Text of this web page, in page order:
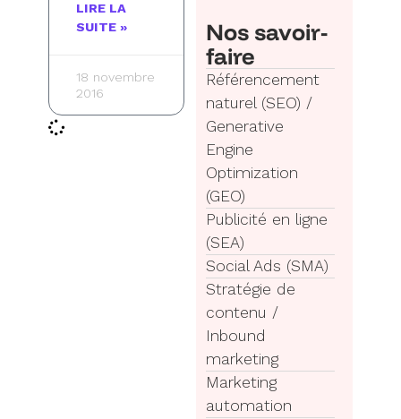
LIRE LA
SUITE »
18 novembre
2016
Nos savoir-
faire
Référencement
naturel (SEO) /
Generative
Engine
Optimization
(GEO)
Publicité en ligne
(SEA)
Social Ads (SMA)
Stratégie de
contenu /
Inbound
marketing
Marketing
automation